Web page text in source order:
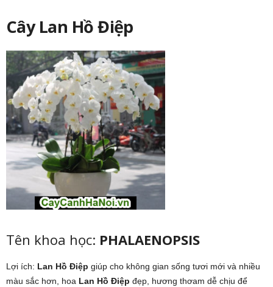
Cây Lan Hồ Điệp
Tên khoa học: PHALAENOPSIS
Lợi ích: Lan Hồ Điệp giúp cho không gian sống tươi mới và nhiều
màu sắc hơn, hoa Lan Hồ Điệp đẹp, hương thơam dễ chịu để